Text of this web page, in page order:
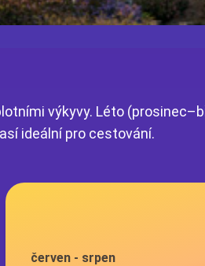
výkyvy. Léto
ideální pro cestování.
červen - srpen